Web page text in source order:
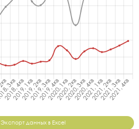
Экспорт данных в Excel